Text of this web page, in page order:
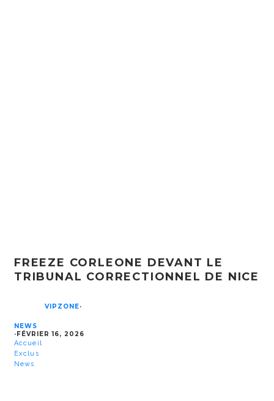
FREEZE CORLEONE DEVANT LE
TRIBUNAL CORRECTIONNEL DE NICE
VIPZONE·
NEWS
·FÉVRIER 16, 2026
Accueil
Exclus
News